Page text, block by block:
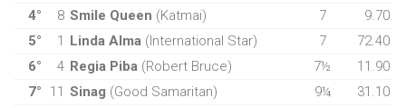
4°
8 Smile Queen (Katmai) 7
9.70
5°
1 Linda Alma (International Star) 7
72.40
6°
4 Regia Piba (Robert Bruce) 7½
11.90
7°
11 Sinag (Good Samaritan) 9¼
31.10